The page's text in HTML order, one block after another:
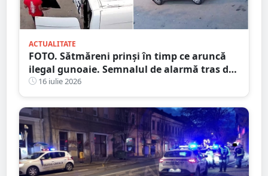
ACTUALITATE
FOTO. Sătmăreni prinși în timp ce aruncă
ilegal gunoaie. Semnalul de alarmă tras de
Primărie
16 iulie 2026